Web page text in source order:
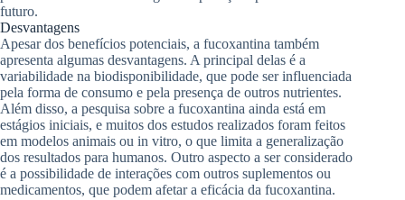
futuro.
Desvantagens
Apesar dos benefícios potenciais, a fucoxantina também
apresenta algumas desvantagens. A principal delas é a
variabilidade na biodisponibilidade, que pode ser influenciada
pela forma de consumo e pela presença de outros nutrientes.
Além disso, a pesquisa sobre a fucoxantina ainda está em
estágios iniciais, e muitos dos estudos realizados foram feitos
em modelos animais ou in vitro, o que limita a generalização
dos resultados para humanos. Outro aspecto a ser considerado
é a possibilidade de interações com outros suplementos ou
medicamentos, que podem afetar a eficácia da fucoxantina.